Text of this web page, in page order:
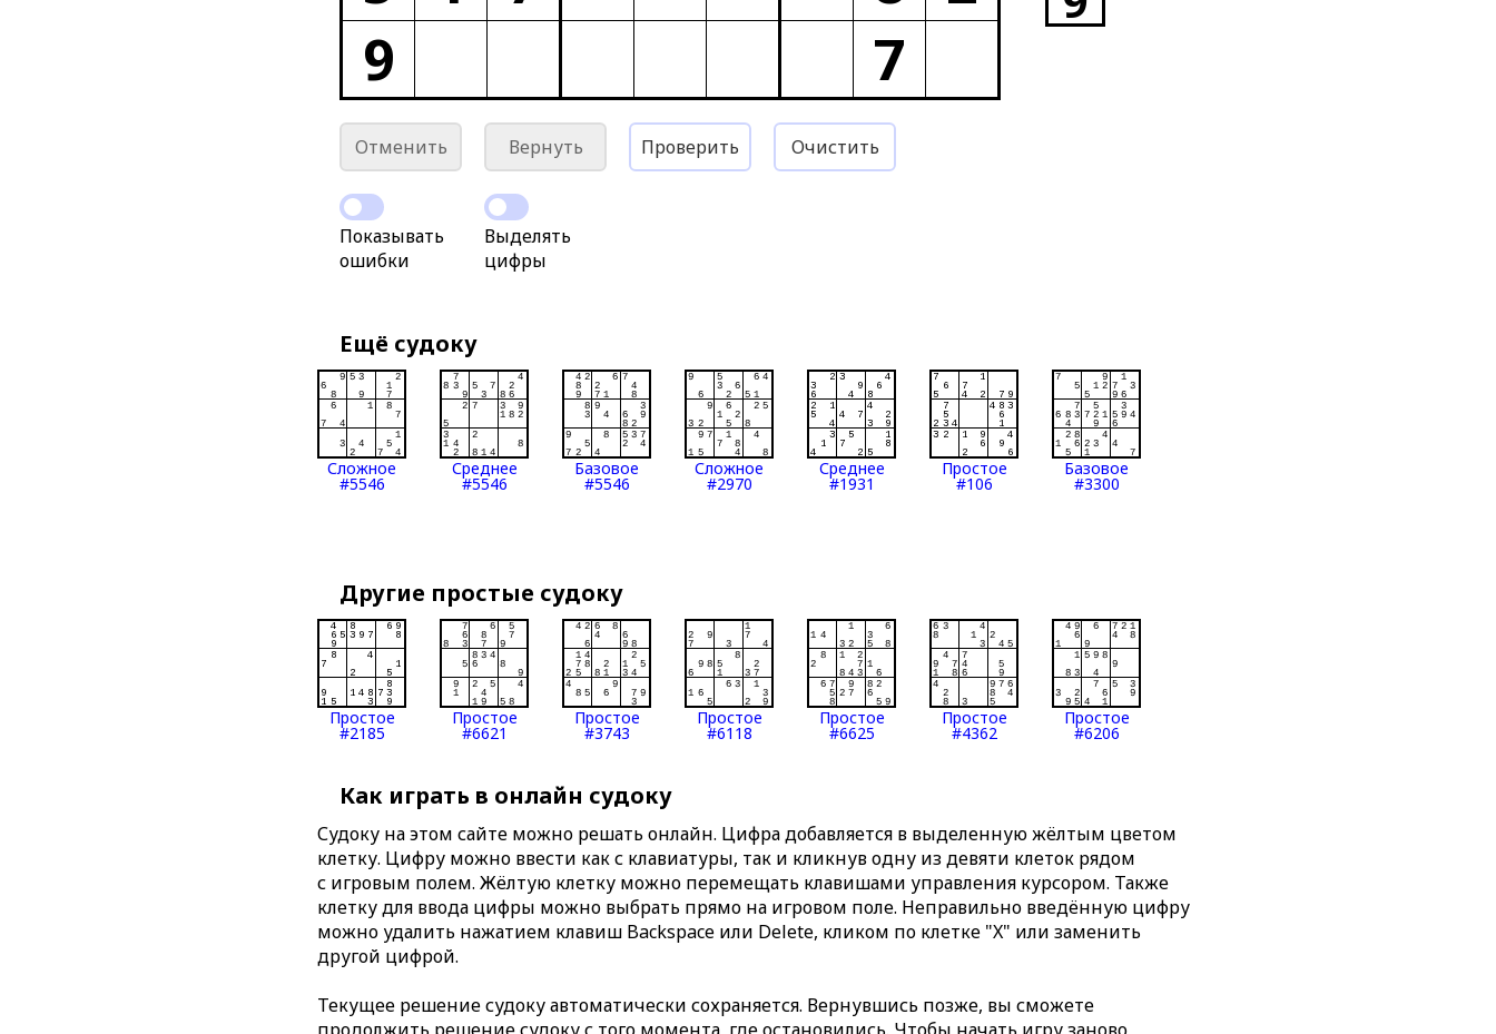
9
7
Отменить Вернуть Проверить Очистить
Показывать
ошибки
Выделять
цифры
Ещё судоку
Сложное
#5546
Среднее
#5546
Базовое
#5546
Сложное
#2970
Среднее
#1931
Простое
#106
Базовое
#3300
Другие простые судоку
Простое
#2185
Простое
#6621
Простое
#3743
Простое
#6118
Простое
#6625
Простое
#4362
Простое
#6206
Как играть в онлайн судоку
Судоку на этом сайте можно решать онлайн. Цифра добавляется в выделенную жёлтым цветом
клетку. Цифру можно ввести как с клавиатуры, так и кликнув одну из девяти клеток рядом
с игровым полем. Жёлтую клетку можно перемещать клавишами управления курсором. Также
клетку для ввода цифры можно выбрать прямо на игровом поле. Неправильно введённую цифру
можно удалить нажатием клавиш Backspace или Delete, кликом по клетке "X" или заменить
другой цифрой.
Текущее решение судоку автоматически сохраняется. Вернувшись позже, вы сможете